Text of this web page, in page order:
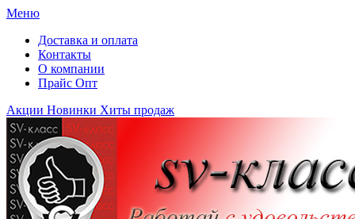
Меню
Доставка и оплата
Контакты
О компании
Прайс Опт
Акции Новинки Хиты продаж